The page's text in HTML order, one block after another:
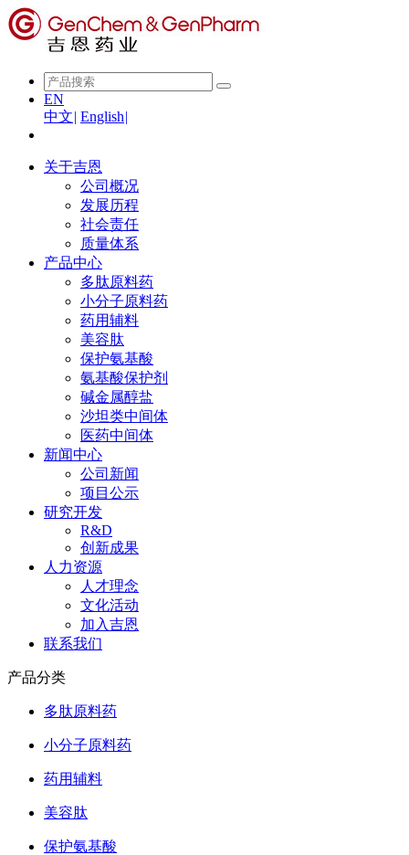
EN
中文| English|
关于吉恩
公司概况
发展历程
社会责任
质量体系
产品中心
多肽原料药
小分子原料药
药用辅料
美容肽
保护氨基酸
氨基酸保护剂
碱金属醇盐
沙坦类中间体
医药中间体
新闻中心
公司新闻
项目公示
研究开发
R&D
创新成果
人力资源
人才理念
文化活动
加入吉恩
联系我们
产品分类
多肽原料药
小分子原料药
药用辅料
美容肽
保护氨基酸